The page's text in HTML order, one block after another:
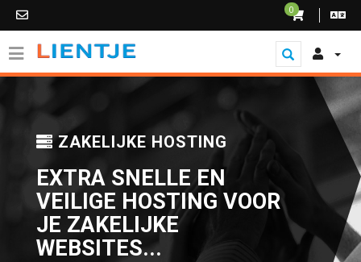
0
ZAKELIJKE HOSTING
EXTRA SNELLE EN
VEILIGE HOSTING VOOR
JE ZAKELIJKE
WEBSITES...